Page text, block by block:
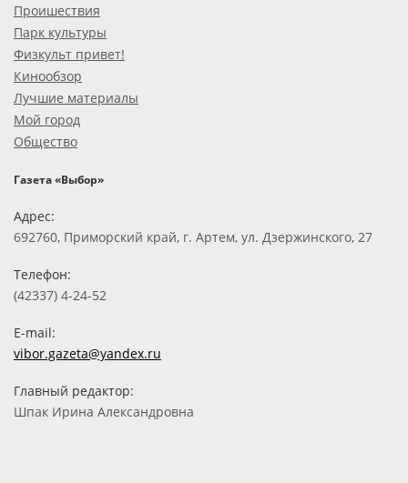
Проишествия
Парк культуры
Физкульт привет!
Кинообзор
Лучшие материалы
Мой город
Общество
Газета «Выбор»
Адрес:
692760, Приморский край, г. Артем, ул. Дзержинского, 27
Телефон:
(42337) 4-24-52
E-mail:
vibor.gazeta@yandex.ru
Главный редактор:
Шпак Ирина Александровна